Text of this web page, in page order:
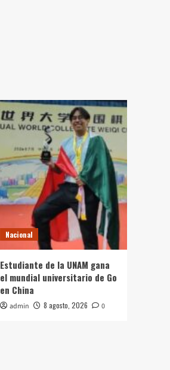
Nacional
Estudiante de la UNAM gana
el mundial universitario de Go
en China
admin 8 agosto, 2026 0